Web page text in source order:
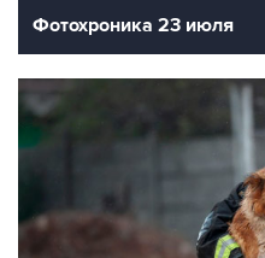
Фотохроника 23 июля